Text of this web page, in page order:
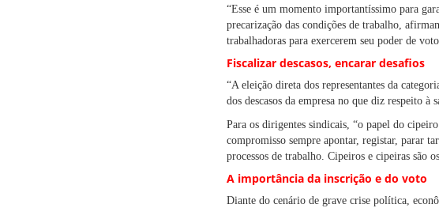
“Esse é um momento importantíssimo para
precarização das condições de trabalho,
trabalhadoras para exercerem seu poder de
Fiscalizar descasos, encarar desafios
“A eleição direta dos representantes da
dos descasos da empresa no que diz respeito à
Para os dirigentes sindicais, “o papel do
compromisso sempre apontar, registar, parar
processos de trabalho. Cipeiros e cipeiras são
A importância da inscrição e do voto
Diante do cenário de grave crise política,